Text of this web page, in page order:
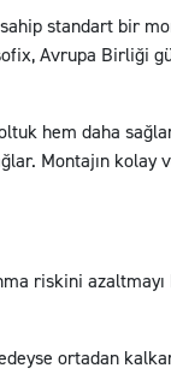
standart bir
Avrupa Birliği
hem daha
Montajın kolay
riskini azaltmayı
ortadan